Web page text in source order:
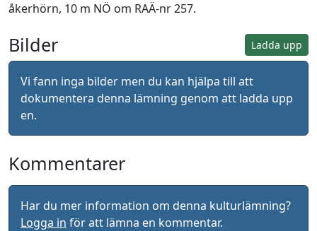
åkerhörn, 10 m NÖ om RAÄ-nr 257.
Ladda upp
Bilder
Vi fann inga bilder men du kan hjälpa till att
dokumentera denna lämning genom att ladda upp
en.
Kommentarer
Har du mer information om denna kulturlämning?
Logga in för att lämna en kommentar.